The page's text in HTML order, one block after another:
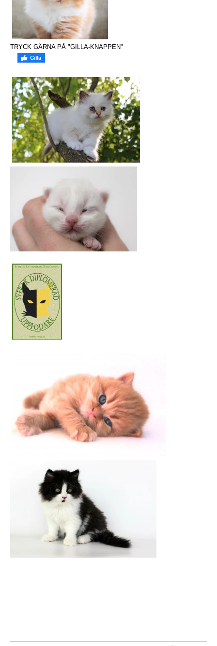
TRYCK GÄRNA PÅ "GILLA-KNAPPEN"